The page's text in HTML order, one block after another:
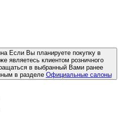
Если Вы планируете покупку в
являетесь клиентом розничного
в выбранный Вами ранее
в разделе Официальные салоны